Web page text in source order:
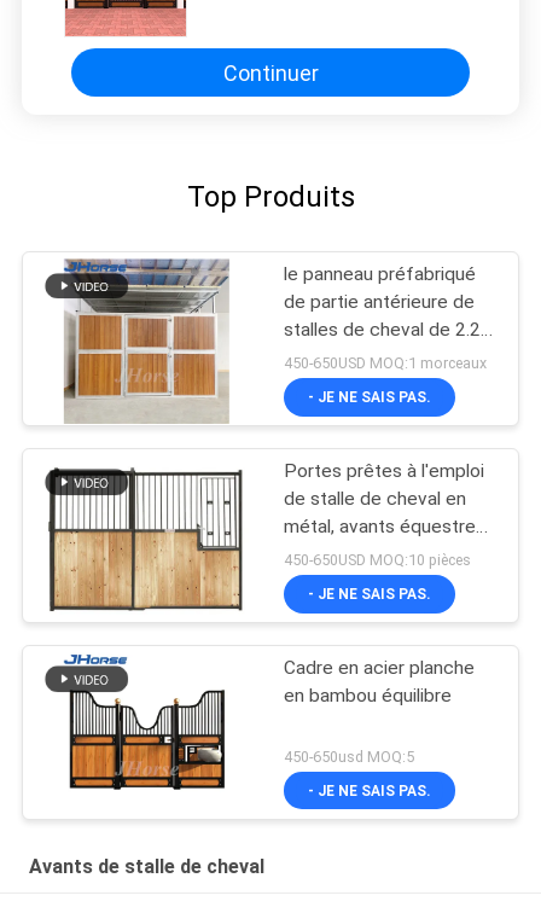
Continuer
Top Produits
le panneau préfabriqué
de partie antérieure de
stalles de cheval de 2.2m
divise des diviseurs 10ft
12ft
450-650USD MOQ:1 morceaux
- JE NE SAIS PAS.
Portes prêtes à l'emploi
de stalle de cheval en
métal, avants équestres
durables de stalle de
grange de cheval
450-650USD MOQ:10 pièces
- JE NE SAIS PAS.
Cadre en acier planche
en bambou équilibre
450-650usd MOQ:5
- JE NE SAIS PAS.
Avants de stalle de cheval